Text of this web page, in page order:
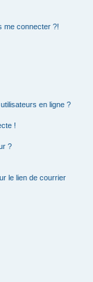
me connecter ?!
en ligne ?
!
?
le lien de courrier